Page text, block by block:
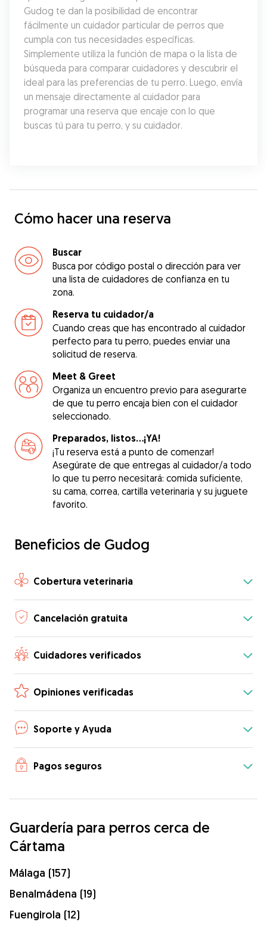
Gudog te dan la posibilidad de encontrar
fácilmente un cuidador particular de perros que
cumpla con tus necesidades específicas.
Simplemente utiliza la función de mapa o la lista de
búsqueda para comparar cuidadores y descubrir el
ideal para las preferencias de tu perro. Luego, envía
un mensaje directamente al cuidador para
programar una reserva que encaje con lo que
buscas tú para tu perro, y su cuidador.
Cómo hacer una reserva
Buscar
Busca por código postal o dirección para ver
una lista de cuidadores de confianza en tu
zona.
Reserva tu cuidador/a
Cuando creas que has encontrado al cuidador
perfecto para tu perro, puedes enviar una
solicitud de reserva.
Meet & Greet
Organiza un encuentro previo para asegurarte
de que tu perro encaja bien con el cuidador
seleccionado.
Preparados, listos...¡YA!
¡Tu reserva está a punto de comenzar!
Asegúrate de que entregas al cuidador/a todo
lo que tu perro necesitará: comida suficiente,
su cama, correa, cartilla veterinaria y su juguete
favorito.
Beneficios de Gudog
Cobertura veterinaria
Cancelación gratuita
Cuidadores verificados
Opiniones verificadas
Soporte y Ayuda
Pagos seguros
Guardería para perros cerca de
Cártama
Málaga (157)
Benalmádena (19)
Fuengirola (12)